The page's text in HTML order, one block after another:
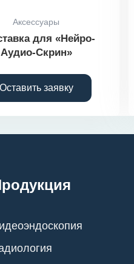
Аксессуары
для «Нейро-
Аудио-Скрин»
Оставить заявку